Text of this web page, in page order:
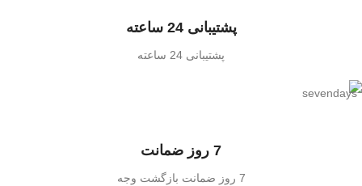
پشتیبانی 24 ساعته
پشتیبانی 24 ساعته
7 روز ضمانت
7 روز ضمانت بازگشت وجه